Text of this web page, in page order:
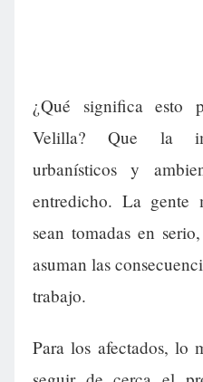
¿Qué significa esto
Velilla? Que la
urbanísticos y
entredicho. La gente
sean tomadas en
asuman las
trabajo.
Para los afectados, lo